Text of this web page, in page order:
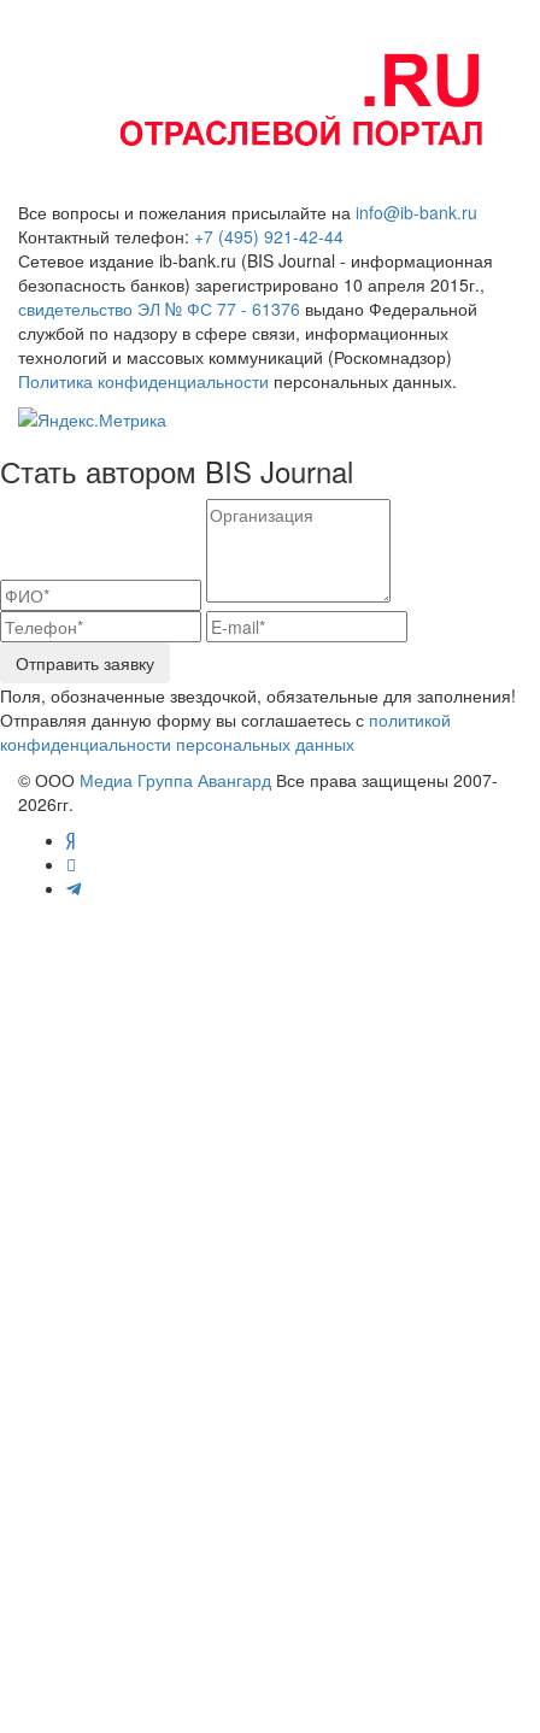
Все вопросы и пожелания присылайте на info@ib-bank.ru
Контактный телефон: +7 (495) 921-42-44
Сетевое издание ib-bank.ru (BIS Journal - информационная
безопасность банков) зарегистрировано 10 апреля 2015г.,
свидетельство ЭЛ № ФС 77 - 61376 выдано Федеральной
службой по надзору в сфере связи, информационных
технологий и массовых коммуникаций (Роскомнадзор)
Политика конфиденциальности персональных данных.
Стать автором BIS Journal
Отправить заявку
Поля, обозначенные звездочкой, обязательные для заполнения!
Отправляя данную форму вы соглашаетесь с политикой
конфиденциальности персональных данных
© ООО Медиа Группа Авангард Все права защищены 2007-
2026гг.